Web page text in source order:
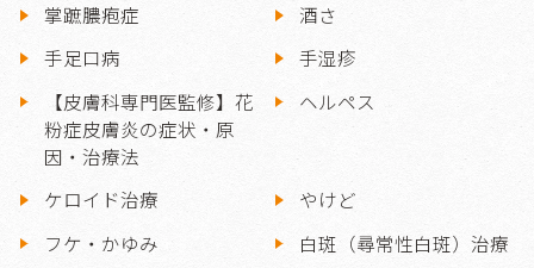
掌蹠膿疱症
酒さ
手足口病
手湿疹
【皮膚科専門医監修】花
粉症皮膚炎の症状・原
因・治療法
ヘルペス
ケロイド治療
やけど
フケ・かゆみ
白斑（尋常性白斑）治療